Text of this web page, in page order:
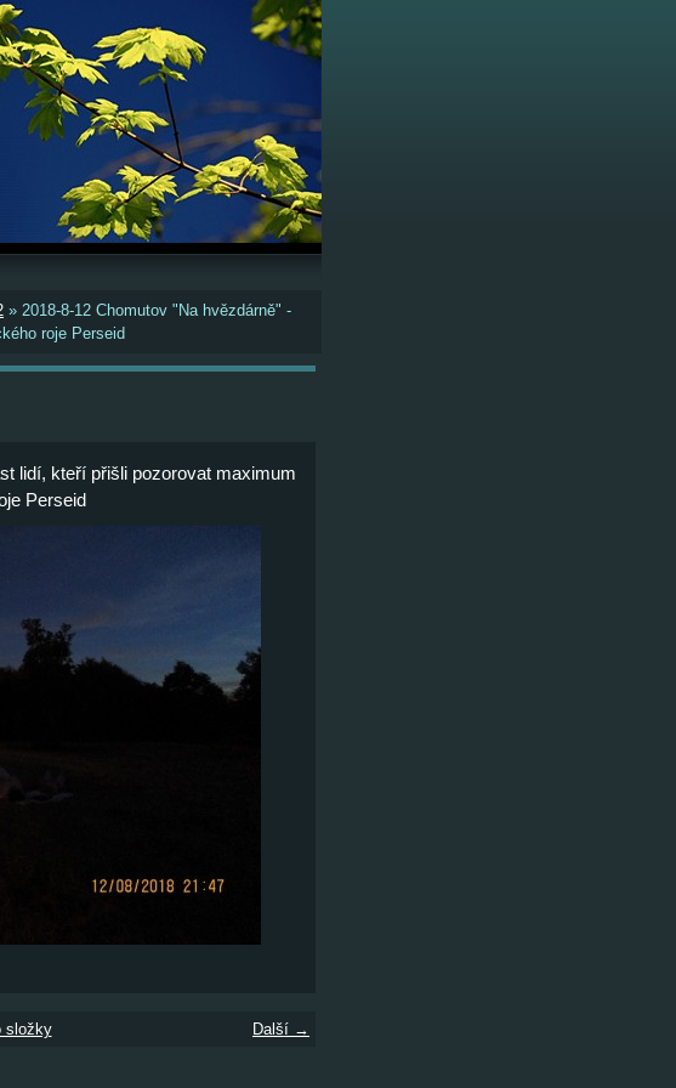
» 2018-8-12 Chomutov "Na hvězdárně" -
roje Perseid
lidí, kteří přišli pozorovat maximum
Perseid
Další →
složky